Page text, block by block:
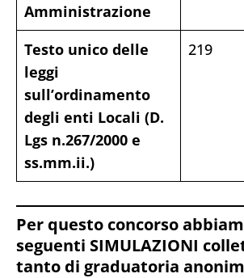
Amministrazione
Testo unico delle
leggi
sull’ordinamento
degli enti Locali (D.
Lgs n.267/2000 e
ss.mm.ii.)
219
Per questo concorso
seguenti SIMULAZIONI
tanto di graduatoria